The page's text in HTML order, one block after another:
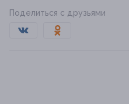
Поделиться с друзьями